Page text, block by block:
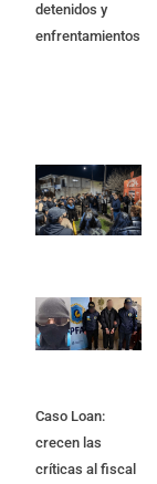
detenidos y
enfrentamientos
Caso Loan:
crecen las
críticas al fiscal